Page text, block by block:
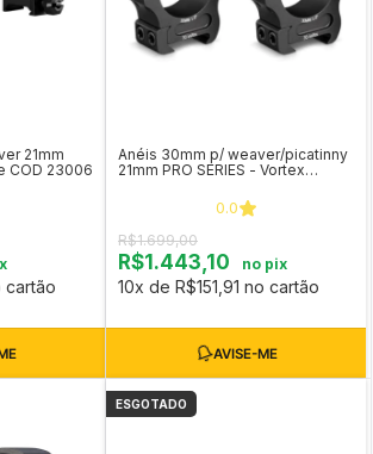
21mm
COD 23006
cartão
Anéis 30mm p/ weaver/picatinny
21mm PRO SERIES - Vortex
0.0
R$1.699,00
R$1.443,10 no pix
10x de R$151,91 no cartão
ESGOTADO